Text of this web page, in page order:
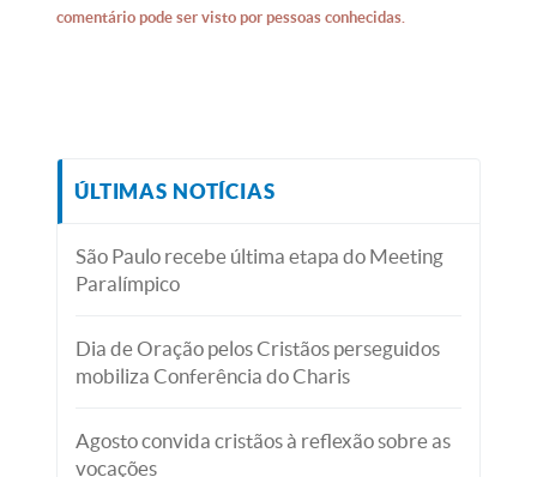
comentário pode ser visto por pessoas conhecidas.
ÚLTIMAS NOTÍCIAS
São Paulo recebe última etapa do Meeting
Paralímpico
Dia de Oração pelos Cristãos perseguidos
mobiliza Conferência do Charis
Agosto convida cristãos à reflexão sobre as
vocações